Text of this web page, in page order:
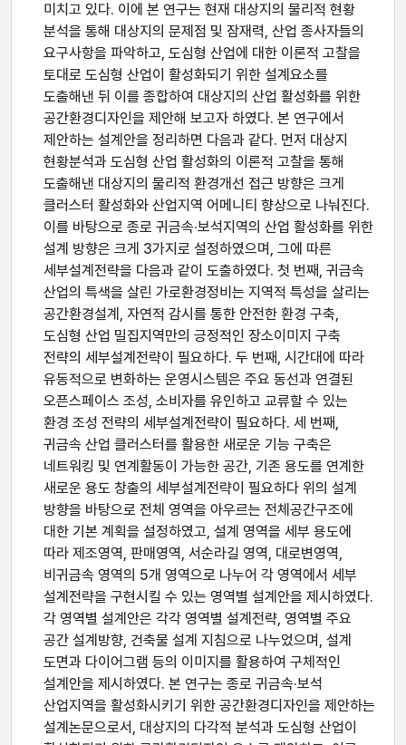
미치고 있다. 이에 본 연구는 현재 대상지의 물리적 현황
분석을 통해 대상지의 문제점 및 잠재력, 산업 종사자들의
요구사항을 파악하고, 도심형 산업에 대한 이론적 고찰을
토대로 도심형 산업이 활성화되기 위한 설계요소를
도출해낸 뒤 이를 종합하여 대상지의 산업 활성화를 위한
공간환경디자인을 제안해 보고자 하였다. 본 연구에서
제안하는 설계안을 정리하면 다음과 같다. 먼저 대상지
현황분석과 도심형 산업 활성화의 이론적 고찰을 통해
도출해낸 대상지의 물리적 환경개선 접근 방향은 크게
클러스터 활성화와 산업지역 어메니티 향상으로 나눠진다.
이를 바탕으로 종로 귀금속·보석지역의 산업 활성화를 위한
설계 방향은 크게 3가지로 설정하였으며, 그에 따른
세부설계전략을 다음과 같이 도출하였다. 첫 번째, 귀금속
산업의 특색을 살린 가로환경정비는 지역적 특성을 살리는
공간환경설계, 자연적 감시를 통한 안전한 환경 구축,
도심형 산업 밀집지역만의 긍정적인 장소이미지 구축
전략의 세부설계전략이 필요하다. 두 번째, 시간대에 따라
유동적으로 변화하는 운영시스템은 주요 동선과 연결된
오픈스페이스 조성, 소비자를 유인하고 교류할 수 있는
환경 조성 전략의 세부설계전략이 필요하다. 세 번째,
귀금속 산업 클러스터를 활용한 새로운 기능 구축은
네트워킹 및 연계활동이 가능한 공간, 기존 용도를 연계한
새로운 용도 창출의 세부설계전략이 필요하다 위의 설계
방향을 바탕으로 전체 영역을 아우르는 전체공간구조에
대한 기본 계획을 설정하였고, 설계 영역을 세부 용도에
따라 제조영역, 판매영역, 서순라길 영역, 대로변영역,
비귀금속 영역의 5개 영역으로 나누어 각 영역에서 세부
설계전략을 구현시킬 수 있는 영역별 설계안을 제시하였다.
각 영역별 설계안은 각각 영역별 설계전략, 영역별 주요
공간 설계방향, 건축물 설계 지침으로 나누었으며, 설계
도면과 다이어그램 등의 이미지를 활용하여 구체적인
설계안을 제시하였다. 본 연구는 종로 귀금속·보석
산업지역을 활성화시키기 위한 공간환경디자인을 제안하는
설계논문으로서, 대상지의 다각적 분석과 도심형 산업이